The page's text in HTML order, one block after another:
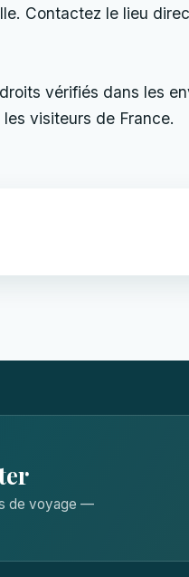
Contactez le lieu
vérifiés dans les
visiteurs de France.
de voyage —